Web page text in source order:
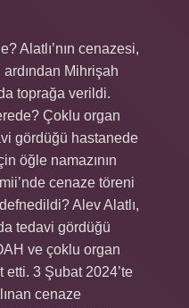
Alatlı’nın cenazesi,
ardından Mihrişah
toprağa verildi.
Çoklu organ
gördüğü hastanede
öğle namazının
cenaze töreni
Alev Alatlı,
tedavi gördüğü
ve çoklu organ
3 Şubat 2024’te
cenaze